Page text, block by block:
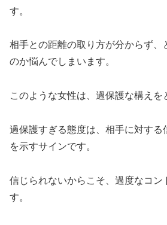
す。
相手との距離の取り方が分からず、
のか悩んでしまいます。
このような女性は、過保護な構えを
過保護すぎる態度は、相手に対する
を示すサインです。
信じられないからこそ、過度なコン
す。